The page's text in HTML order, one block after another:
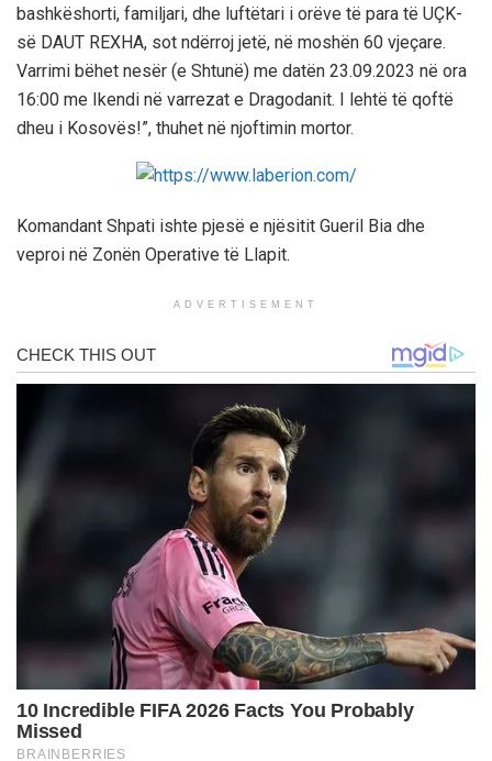
bashkëshorti, familjari, dhe luftëtari i orëve të para të UÇK-
së DAUT REXHA, sot ndërroj jetë, në moshën 60 vjeçare.
Varrimi bëhet nesër (e Shtunë) me datën 23.09.2023 në ora
16:00 me Ikendi në varrezat e Dragodanit. I lehtë të qoftë
dheu i Kosovës!”, thuhet në njoftimin mortor.
Komandant Shpati ishte pjesë e njësitit Gueril Bia dhe
veproi në Zonën Operative të Llapit.
ADVERTISEMENT